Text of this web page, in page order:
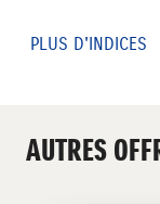
PLUS D'INDICES
AUTRES